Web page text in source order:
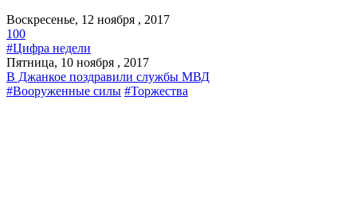
Воскресенье, 12 ноября , 2017
100
#Цифра недели
Пятница, 10 ноября , 2017
В Джанкое поздравили службы МВД
#Вооруженные силы #Торжества